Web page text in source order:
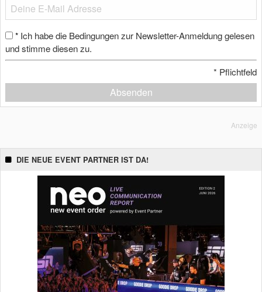
* Ich habe die Bedingungen zur Newsletter-Anmeldung gelesen
und stimme diesen zu.
* Pflichtfeld
Absenden
Anzeige
DIE NEUE EVENT PARTNER IST DA!